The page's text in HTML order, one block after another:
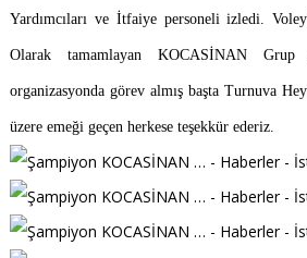
Yardımcıları ve İtfaiye personeli izledi.
Olarak tamamlayan KOCASİNAN
organizasyonda görev almış başta Turnuva
üzere emeği geçen herkese teşekkür ederiz.